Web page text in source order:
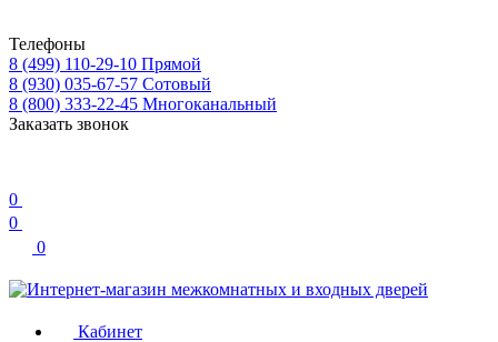
Телефоны
8 (499) 110-29-10 Прямой
8 (930) 035-67-57 Сотовый
8 (800) 333-22-45 Многоканальный
Заказать звонок
0
0
0
Кабинет